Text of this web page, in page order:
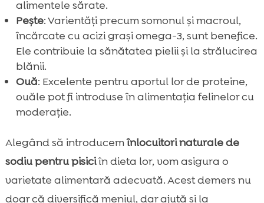
alimentele sărate.
Pește: Varientăți precum somonul și macroul,
încărcate cu acizi grași omega-3, sunt benefice.
Ele contribuie la sănătatea pielii și la strălucirea
blănii.
Ouă: Excelente pentru aportul lor de proteine,
ouăle pot fi introduse în alimentația felinelor cu
moderație.
Alegând să introducemînlocuitori naturale de
sodiu pentru pisiciîn dieta lor, vom asigura o
varietate alimentară adecvată. Acest demers nu
doar că diversifică meniul, dar ajută și la